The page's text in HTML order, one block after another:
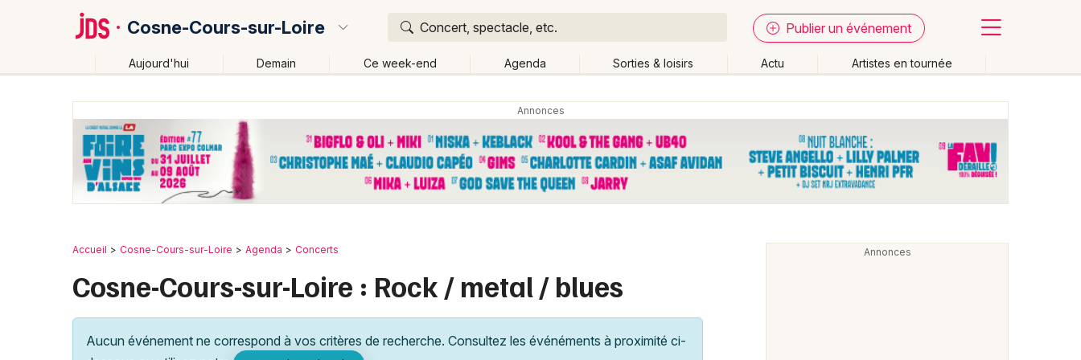
Cosne-Cours-sur-Loire Concert, spectacle, etc. Publier un événement
Aujourd'hui Demain Ce week-end Agenda Sorties & loisirs Actu Artistes en tournée
Publier un événement
Grands événements
Manifestations
Foires & salons
Bordeaux
Lyon
Marseille
Accueil Cosne-Cours-sur-Loire Agenda Concerts
Cosne-Cours-sur-Loire : Rock / metal / blues
Aucun événement ne correspond à vos critères de recherche. Consultez les événéments à proximité ci-
Où ?
Cosne-Cours-sur-Loire et alentours Bourgogne
Partout
Quand ? Effacer les dates
Aujourd'hui Autre